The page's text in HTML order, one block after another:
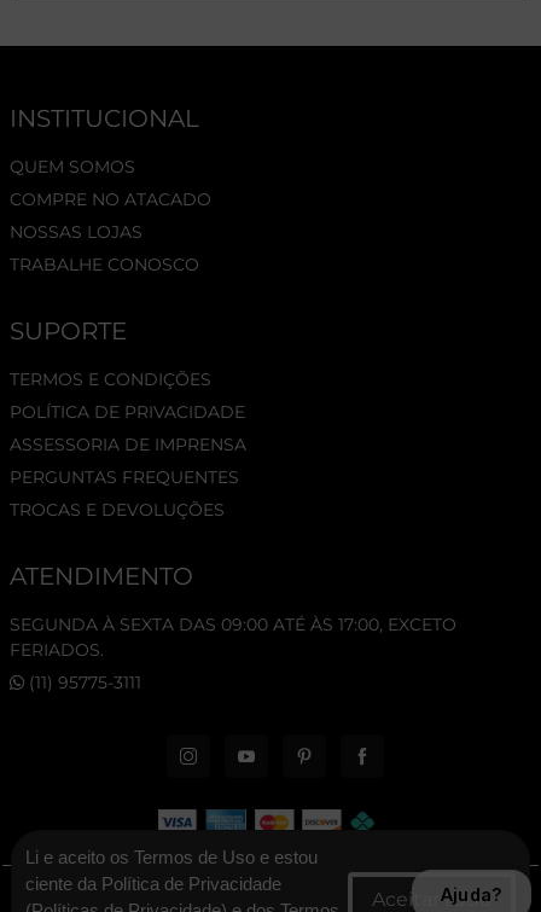
INSTITUCIONAL
QUEM SOMOS
COMPRE NO ATACADO
NOSSAS LOJAS
TRABALHE CONOSCO
SUPORTE
TERMOS E CONDIÇÕES
POLÍTICA DE PRIVACIDADE
ASSESSORIA DE IMPRENSA
PERGUNTAS FREQUENTES
TROCAS E DEVOLUÇÕES
ATENDIMENTO
SEGUNDA À SEXTA DAS 09:00 ATÉ ÀS 17:00, EXCETO
FERIADOS.
(11) 95775-3111
© 2026 New Era Cap. Todos os direitos reservados.
Li e aceito os Termos de Uso e estou
ciente da Política de Privacidade
Ajuda?